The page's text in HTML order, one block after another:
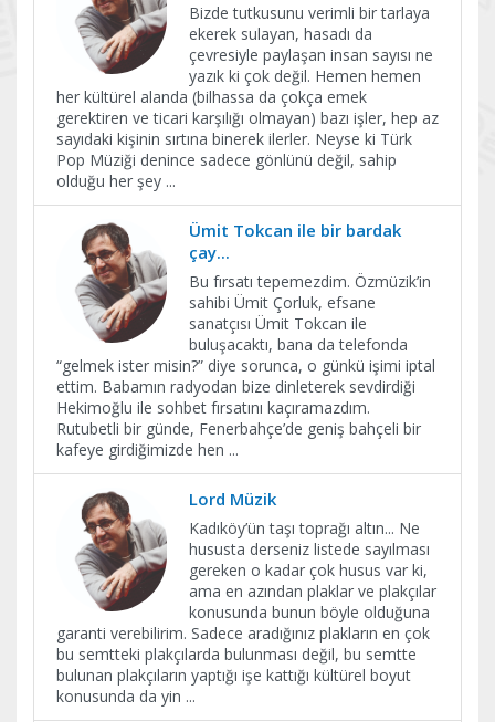
Bizde tutkusunu verimli bir tarlaya
ekerek sulayan, hasadı da
çevresiyle paylaşan insan sayısı ne
yazık ki çok değil. Hemen hemen
her kültürel alanda (bilhassa da çokça emek
gerektiren ve ticari karşılığı olmayan) bazı işler, hep az
sayıdaki kişinin sırtına binerek ilerler. Neyse ki Türk
Pop Müziği denince sadece gönlünü değil, sahip
olduğu her şey ...
Ümit Tokcan ile bir bardak
çay...
Bu fırsatı tepemezdim. Özmüzik’in
sahibi Ümit Çorluk, efsane
sanatçısı Ümit Tokcan ile
buluşacaktı, bana da telefonda
“gelmek ister misin?” diye sorunca, o günkü işimi iptal
ettim. Babamın radyodan bize dinleterek sevdirdiği
Hekimoğlu ile sohbet fırsatını kaçıramazdım.
Rutubetli bir günde, Fenerbahçe’de geniş bahçeli bir
kafeye girdiğimizde hen ...
Lord Müzik
Kadıköy’ün taşı toprağı altın... Ne
hususta derseniz listede sayılması
gereken o kadar çok husus var ki,
ama en azından plaklar ve plakçılar
konusunda bunun böyle olduğuna
garanti verebilirim. Sadece aradığınız plakların en çok
bu semtteki plakçılarda bulunması değil, bu semtte
bulunan plakçıların yaptığı işe kattığı kültürel boyut
konusunda da yin ...